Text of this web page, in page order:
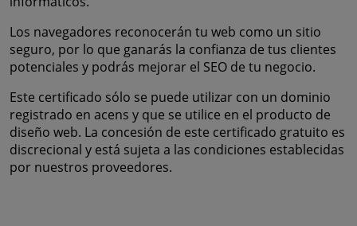
Los navegadores reconocerán tu web como un sitio
seguro, por lo que ganarás la confianza de tus clientes
potenciales y podrás mejorar el SEO de tu negocio.
Este certificado sólo se puede utilizar con un dominio
registrado en acens y que se utilice en el producto de
diseño web. La concesión de este certificado gratuito es
discrecional y está sujeta a las condiciones establecidas
por nuestros proveedores.